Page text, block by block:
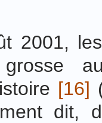
2001,
[16]
dit,